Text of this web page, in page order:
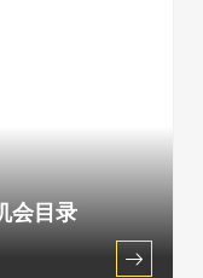
会目录